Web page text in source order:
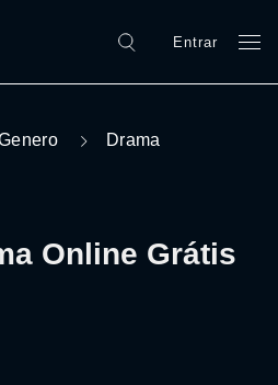
Entrar
Drama
Online Grátis